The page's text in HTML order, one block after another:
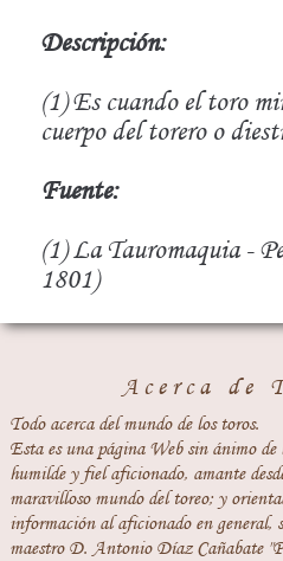
Descripción:
(1) Es cuando el toro
cuerpo del torero o
Fuente:
(1) La Tauromaquia -
1801)
Acerca de
Todo acerca del mundo de los toros.
Esta es una página Web sin ánimo
humilde y fiel aficionado, amante
maravilloso mundo del toreo; y
información al aficionado en general,
maestro D. Antonio Díaz Cañabate